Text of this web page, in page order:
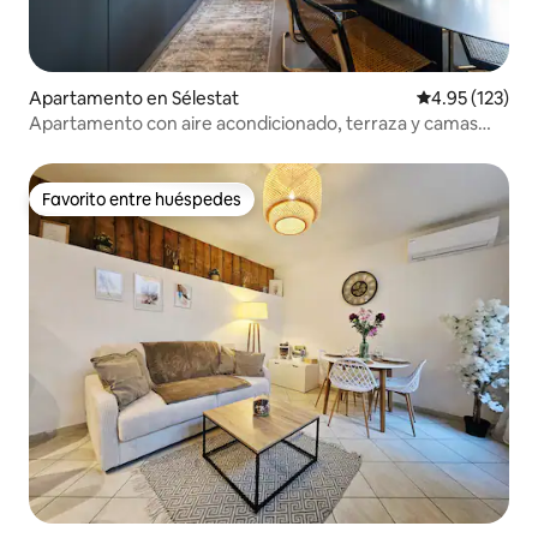
Apartamento en Sélestat Calificación
4.95 (123)
Apartamento con aire acondicionado, terraza y camas
Favorito entre huéspedes
Favorito entre huéspedes